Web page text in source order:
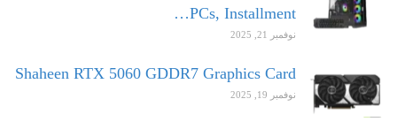
PCs, Installment…
نوفمبر 21, 2025
Shaheen RTX 5060 GDDR7 Graphics Card
نوفمبر 19, 2025